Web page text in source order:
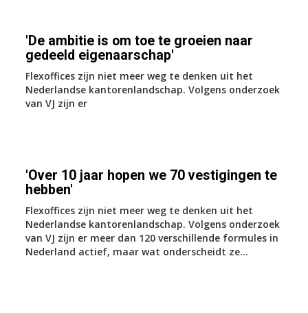
'De ambitie is om toe te groeien naar
gedeeld eigenaarschap'
Flexoffices zijn niet meer weg te denken uit het
Nederlandse kantorenlandschap. Volgens onderzoek
van VJ zijn er
'Over 10 jaar hopen we 70 vestigingen te
hebben'
Flexoffices zijn niet meer weg te denken uit het
Nederlandse kantorenlandschap. Volgens onderzoek
van VJ zijn er meer dan 120 verschillende formules in
Nederland actief, maar wat onderscheidt ze...